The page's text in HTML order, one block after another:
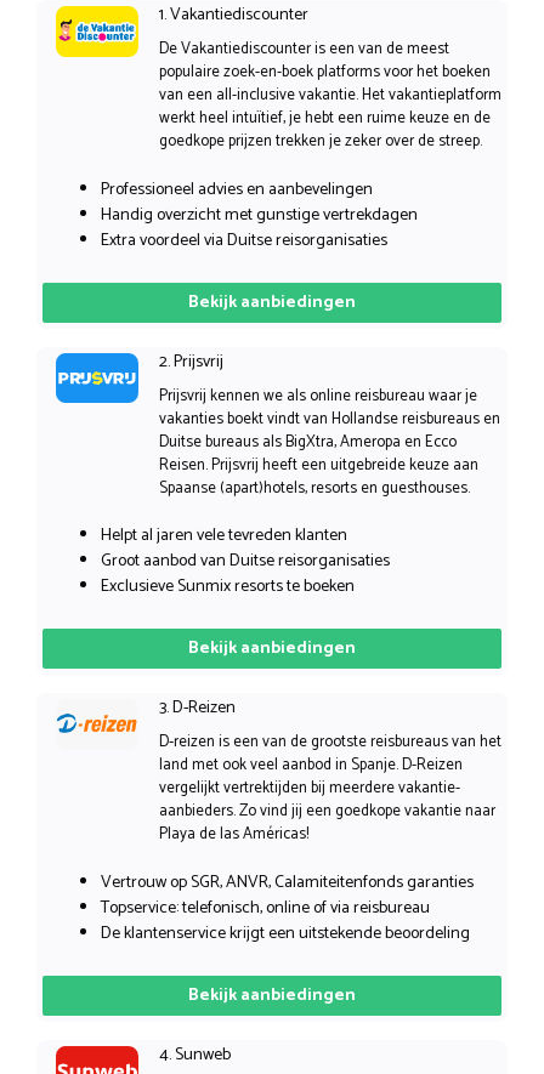
1. Vakantiediscounter
De Vakantiediscounter is een van de meest
populaire zoek-en-boek platforms voor het boeken
van een all-inclusive vakantie. Het vakantieplatform
werkt heel intuïtief, je hebt een ruime keuze en de
goedkope prijzen trekken je zeker over de streep.
Professioneel advies en aanbevelingen
Handig overzicht met gunstige vertrekdagen
Extra voordeel via Duitse reisorganisaties
Bekijk aanbiedingen
2. Prijsvrij
Prijsvrij kennen we als online reisbureau waar je
vakanties boekt vindt van Hollandse reisbureaus en
Duitse bureaus als BigXtra, Ameropa en Ecco
Reisen. Prijsvrij heeft een uitgebreide keuze aan
Spaanse (apart)hotels, resorts en guesthouses.
Helpt al jaren vele tevreden klanten
Groot aanbod van Duitse reisorganisaties
Exclusieve Sunmix resorts te boeken
Bekijk aanbiedingen
3. D-Reizen
D-reizen is een van de grootste reisbureaus van het
land met ook veel aanbod in Spanje. D-Reizen
vergelijkt vertrektijden bij meerdere vakantie-
aanbieders. Zo vind jij een goedkope vakantie naar
Playa de las Américas!
Vertrouw op SGR, ANVR, Calamiteitenfonds garanties
Topservice: telefonisch, online of via reisbureau
De klantenservice krijgt een uitstekende beoordeling
Bekijk aanbiedingen
4. Sunweb